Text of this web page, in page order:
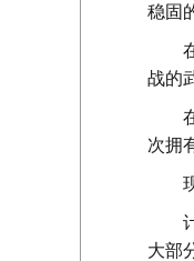
稳固
战的
次拥
大部